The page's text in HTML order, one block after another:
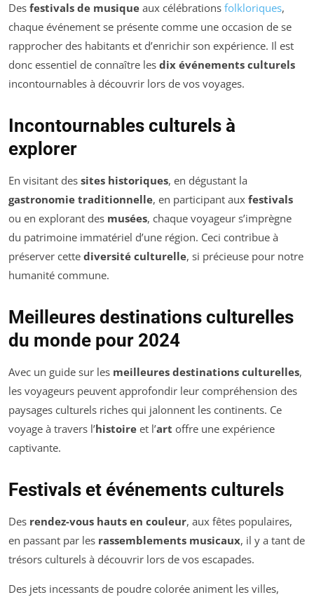
Des festivals de musique aux célébrations folkloriques,
chaque événement se présente comme une occasion de se
rapprocher des habitants et d’enrichir son expérience. Il est
donc essentiel de connaître les dix événements culturels
incontournables à découvrir lors de vos voyages.
Incontournables culturels à
explorer
En visitant des sites historiques, en dégustant la
gastronomie traditionnelle, en participant aux festivals
ou en explorant des musées, chaque voyageur s’imprègne
du patrimoine immatériel d’une région. Ceci contribue à
préserver cette diversité culturelle, si précieuse pour notre
humanité commune.
Meilleures destinations culturelles
du monde pour 2024
Avec un guide sur les meilleures destinations culturelles,
les voyageurs peuvent approfondir leur compréhension des
paysages culturels riches qui jalonnent les continents. Ce
voyage à travers l’histoire et l’art offre une expérience
captivante.
Festivals et événements culturels
Des rendez-vous hauts en couleur, aux fêtes populaires,
en passant par les rassemblements musicaux, il y a tant de
trésors culturels à découvrir lors de vos escapades.
Des jets incessants de poudre colorée animent les villes,